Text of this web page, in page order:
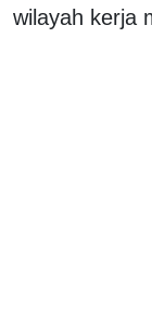
wilayah kerja